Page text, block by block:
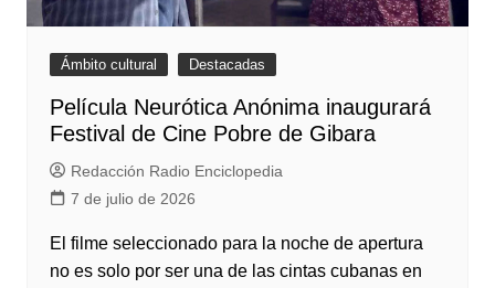
Ámbito cultural Destacadas
Película Neurótica Anónima inaugurará
Festival de Cine Pobre de Gibara
Redacción Radio Enciclopedia
7 de julio de 2026
El filme seleccionado para la noche de apertura
no es solo por ser una de las cintas cubanas en